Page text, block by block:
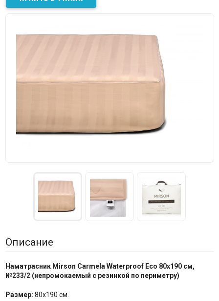
Описание
Наматрасник Mirson Carmela Waterproof Eco 80x190 см,
№233/2 (непромокаемый с резинкой по периметру)
Размер: 80x190 см.